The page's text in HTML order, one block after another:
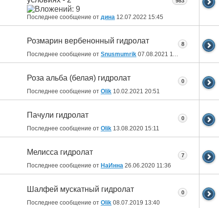
Последнее сообщение от дина 12.07.2022 15:45
Розмарин вербенонный гидролат
Последнее сообщение от Snusmumrik 07.08.2021 11:47
8
Роза альба (белая) гидролат
Последнее сообщение от Olik 10.02.2021 20:51
0
Пачули гидролат
Последнее сообщение от Olik 13.08.2020 15:11
0
Мелисса гидролат
Последнее сообщение от НаИнна 26.06.2020 11:36
7
Шалфей мускатный гидролат
Последнее сообщение от Olik 08.07.2019 13:40
0